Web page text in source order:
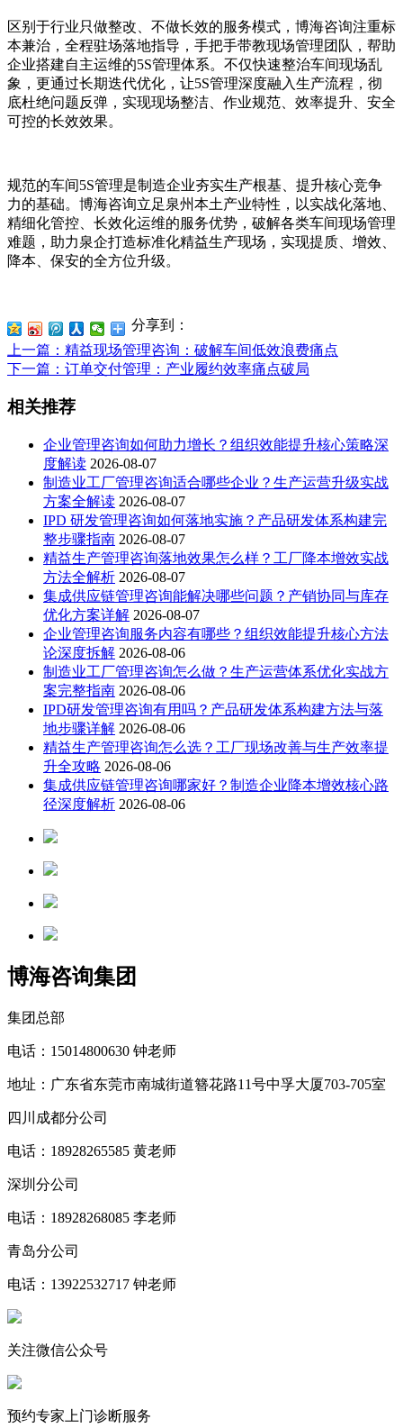
区别于行业只做整改、不做长效的服务模式，博海咨询注重标
本兼治，全程驻场落地指导，手把手带教现场管理团队，帮助
企业搭建自主运维的5S管理体系。不仅快速整治车间现场乱
象，更通过长期迭代优化，让5S管理深度融入生产流程，彻
底杜绝问题反弹，实现现场整洁、作业规范、效率提升、安全
可控的长效效果。
规范的车间5S管理是制造企业夯实生产根基、提升核心竞争
力的基础。博海咨询立足泉州本土产业特性，以实战化落地、
精细化管控、长效化运维的服务优势，破解各类车间现场管理
难题，助力泉企打造标准化精益生产现场，实现提质、增效、
降本、保安的全方位升级。
分享到：
上一篇 ：精益现场管理咨询：破解车间低效浪费痛点
下一篇 ：订单交付管理：产业履约效率痛点破局
相关推荐
企业管理咨询如何助力增长？组织效能提升核心策略深
度解读 2026-08-07
制造业工厂管理咨询适合哪些企业？生产运营升级实战
方案全解读 2026-08-07
IPD 研发管理咨询如何落地实施？产品研发体系构建完
整步骤指南 2026-08-07
精益生产管理咨询落地效果怎么样？工厂降本增效实战
方法全解析 2026-08-07
集成供应链管理咨询能解决哪些问题？产销协同与库存
优化方案详解 2026-08-07
企业管理咨询服务内容有哪些？组织效能提升核心方法
论深度拆解 2026-08-06
制造业工厂管理咨询怎么做？生产运营体系优化实战方
案完整指南 2026-08-06
IPD研发管理咨询有用吗？产品研发体系构建方法与落
地步骤详解 2026-08-06
精益生产管理咨询怎么选？工厂现场改善与生产效率提
升全攻略 2026-08-06
集成供应链管理咨询哪家好？制造企业降本增效核心路
径深度解析 2026-08-06
博海咨询集团
集团总部
电话：15014800630 钟老师
地址：广东省东莞市南城街道簪花路11号中孚大厦703-705室
四川成都分公司
电话：18928265585 黄老师
深圳分公司
电话：18928268085 李老师
青岛分公司
电话：13922532717 钟老师
关注微信公众号
预约专家上门诊断服务